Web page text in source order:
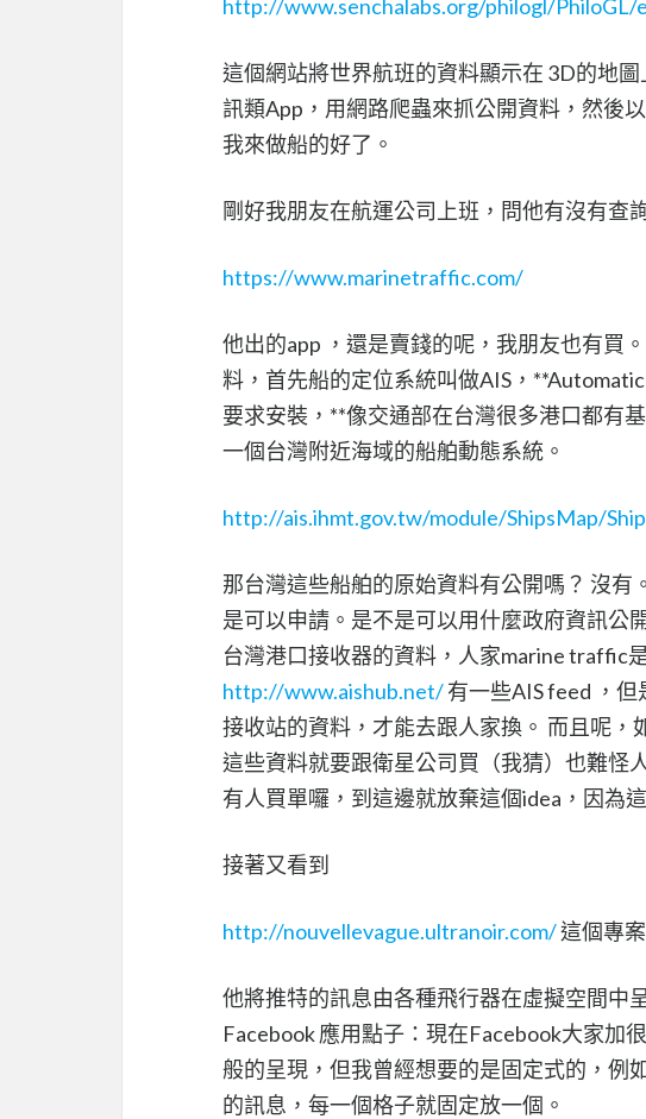
http://www.senchalabs.org/philogl/
這個網站將世界航班的資料顯示在 3D的地
訊類App，用網路爬蟲來抓公開資料，然後
我來做船的好了。
剛好我朋友在航運公司上班，問他有沒有查
https://www.marinetraffic.com/
他出的app ，還是賣錢的呢，我朋友也有買
料，首先船的定位系統叫做AIS，
要求安裝，**像交通部在台灣很多港口都有
一個台灣附近海域的船舶動態系統。
http://ais.ihmt.gov.tw/module/ShipsMap/
那台灣這些船舶的原始資料有公開嗎？ 沒
是可以申請。是不是可以用什麼政府資訊公
台灣港口接收器的資料，人家marine traffic
http://www.aishub.net/有一些AIS feed ，
接收站的資料，才能去跟人家換。 而且呢，
這些資料就要跟衛星公司買（我猜）也難怪
有人買單囉，到這邊就放棄這個idea，因為
接著又看到
http://nouvellevague.ultranoir.com/這個專案
他將推特的訊息由各種飛行器在虛擬空間中
Facebook 應用點子：現在Facebook大家加
般的呈現，但我曾經想要的是固定式的，例
的訊息，每一個格子就固定放一個。